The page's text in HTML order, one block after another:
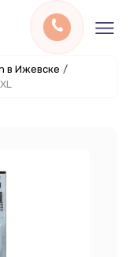
в Ижевске /